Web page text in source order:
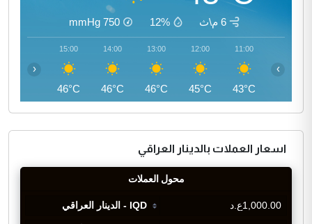
6 م\ث 12%
750
mmHg
11:00
43°C
12:00
45°C
13:00
46°C
14:00
46°C
15:00
46°C
‹ ›
اسعار العملات بالدينار العراقي